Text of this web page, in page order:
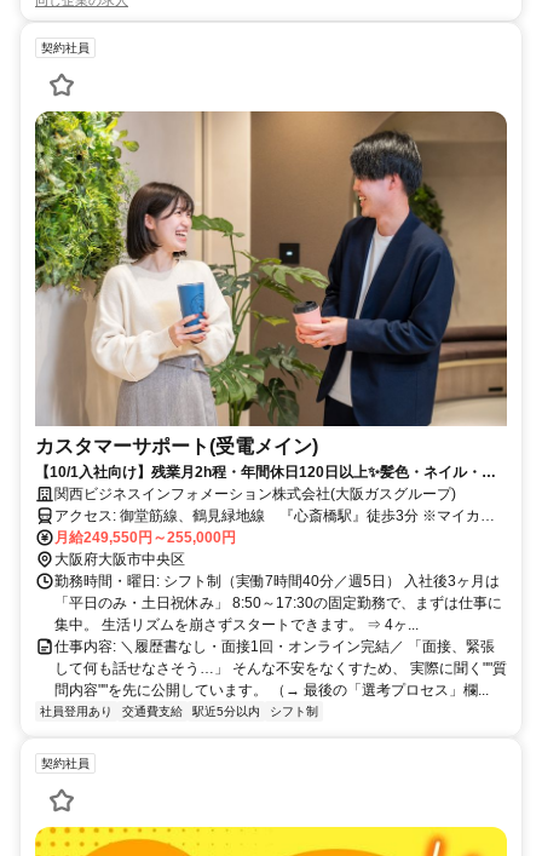
契約社員
カスタマーサポート(受電メイン)
【10/1入社向け】残業月2h程・年間休日120日以上✨髪色・ネイル・服
装自由｜未経験スタートの20代・30代が活躍中｜推し活も旅行も"予定
が組める"働き方へ｜
関西ビジネスインフォメーション株式会社(大阪ガスグループ)
アクセス: 御堂筋線、鶴見緑地線 『心斎橋駅』徒歩3分 ※マイカ
ー・バイク通勤不可
月給249,550円～255,000円
大阪府大阪市中央区
勤務時間・曜日: シフト制（実働7時間40分／週5日） 入社後3ヶ月は
「平日のみ・土日祝休み」 8:50～17:30の固定勤務で、まずは仕事に
集中。 生活リズムを崩さずスタートできます。 ⇒ 4ヶ...
仕事内容: ＼履歴書なし・面接1回・オンライン完結／ 「面接、緊張
して何も話せなさそう…」 そんな不安をなくすため、 実際に聞く""質
問内容""を先に公開しています。 （→ 最後の「選考プロセス」欄...
社員登用あり 交通費支給 駅近5分以内 シフト制
契約社員